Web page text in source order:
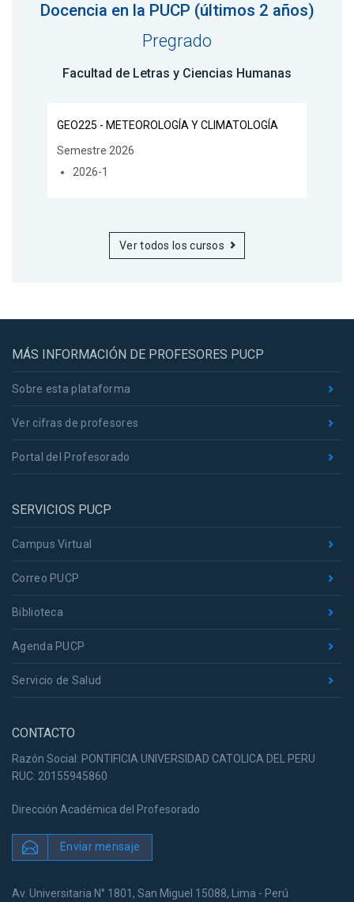
Docencia en la PUCP (últimos 2 años)
Pregrado
Facultad de Letras y Ciencias Humanas
GEO225 - METEOROLOGÍA Y CLIMATOLOGÍA
Semestre 2026
2026-1
Ver todos los cursos
MÁS INFORMACIÓN DE PROFESORES PUCP
Sobre esta plataforma
Ver cifras de profesores
Portal del Profesorado
SERVICIOS PUCP
Campus Virtual
Correo PUCP
Biblioteca
Agenda PUCP
Servicio de Salud
CONTACTO
Razón Social: PONTIFICIA UNIVERSIDAD CATOLICA DEL PERU
RUC: 20155945860
Dirección Académica del Profesorado
Enviar mensaje
Av. Universitaria N° 1801, San Miguel 15088, Lima - Perú